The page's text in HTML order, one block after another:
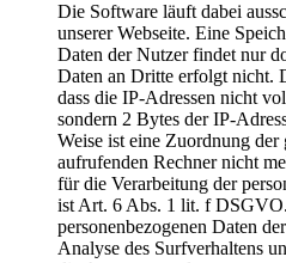
Die Software läuft dabei
unserer Webseite. Eine
Daten der Nutzer findet nur
Daten an Dritte erfolgt nicht.
dass die IP-Adressen nicht
sondern 2 Bytes der IP-
Weise ist eine Zuordnung
aufrufenden Rechner nicht
für die Verarbeitung der
ist Art. 6 Abs. 1 lit. f
personenbezogenen Daten
Analyse des Surfverhaltens